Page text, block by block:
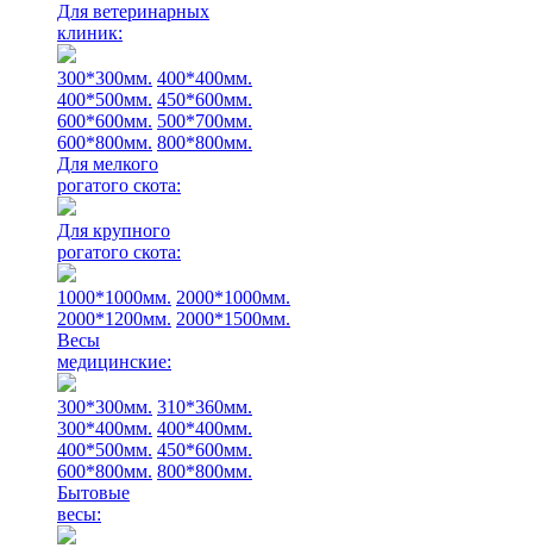
Для ветеринарных
клиник:
300*300мм. 400*400мм.
400*500мм. 450*600мм.
600*600мм. 500*700мм.
600*800мм. 800*800мм.
Для мелкого
рогатого скота:
Для крупного
рогатого скота:
1000*1000мм. 2000*1000мм.
2000*1200мм. 2000*1500мм.
Весы
медицинские:
300*300мм. 310*360мм.
300*400мм. 400*400мм.
400*500мм. 450*600мм.
600*800мм. 800*800мм.
Бытовые
весы: